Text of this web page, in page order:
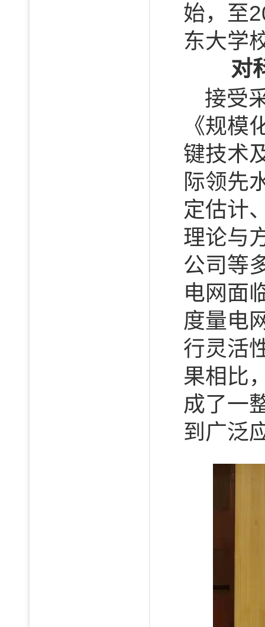
始，至
东大学
对
接受
《规模
键技术
际领先
定估计
理论与
公司等
电网面
度量电
行灵活
果相比
成了一
到广泛